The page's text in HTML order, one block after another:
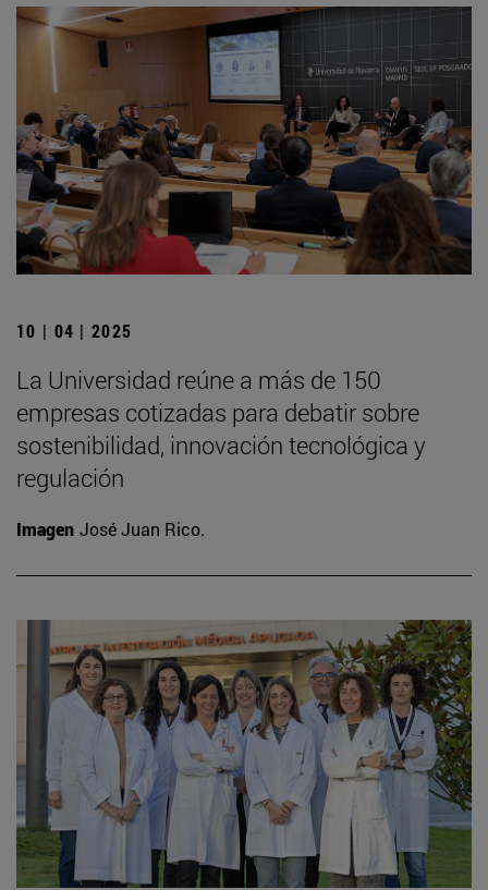
10 | 04 | 2025
La Universidad reúne a más de 150
empresas cotizadas para debatir sobre
sostenibilidad, innovación tecnológica y
regulación
Imagen José Juan Rico.